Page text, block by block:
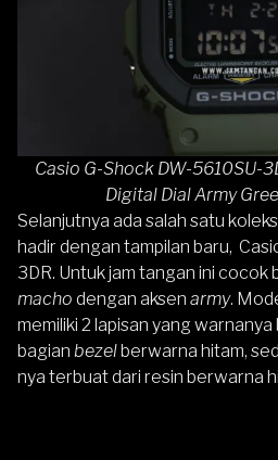
Casio G-Shock DW-5610SU-
Digital Dial Army
Selanjutnya ada salah satu
hadir dengan tampilan baru,
3DR. Untuk jam tangan ini cocok
macho dengan aksen army.
memiliki 2 lapisan yang
bagian bezelberwarna hitam,
nya terbuat dari resin berwarna